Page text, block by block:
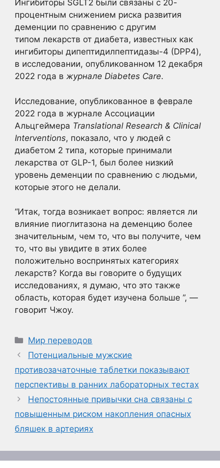
Ингибиторы SGLT2 были связаны с 20-
процентным снижением риска развития
деменции по сравнению с другим
типом лекарств от диабета, известных как
ингибиторы дипептидилпептидазы-4 (DPP4),
в исследовании, опубликованном 12 декабря
2022 года в журнале Diabetes Care.
Исследование, опубликованное в феврале
2022 года в журнале Ассоциации
Альцгеймера Translational Research & Clinical
Interventions, показало, что у людей с
диабетом 2 типа, которые принимали
лекарства от GLP-1, был более низкий
уровень деменции по сравнению с людьми,
которые этого не делали.
“Итак, тогда возникает вопрос: является ли
влияние пиоглитазона на деменцию более
значительным, чем то, что вы получите, чем
то, что вы увидите в этих более
положительно воспринятых категориях
лекарств? Когда вы говорите о будущих
исследованиях, я думаю, что это также
область, которая будет изучена больше ”, —
говорит Чжоу.
Рубрики
Мир переводов
Потенциальные мужские
противозачаточные таблетки показывают
перспективы в ранних лабораторных тестах
Непостоянные привычки сна связаны с
повышенным риском накопления опасных
бляшек в артериях